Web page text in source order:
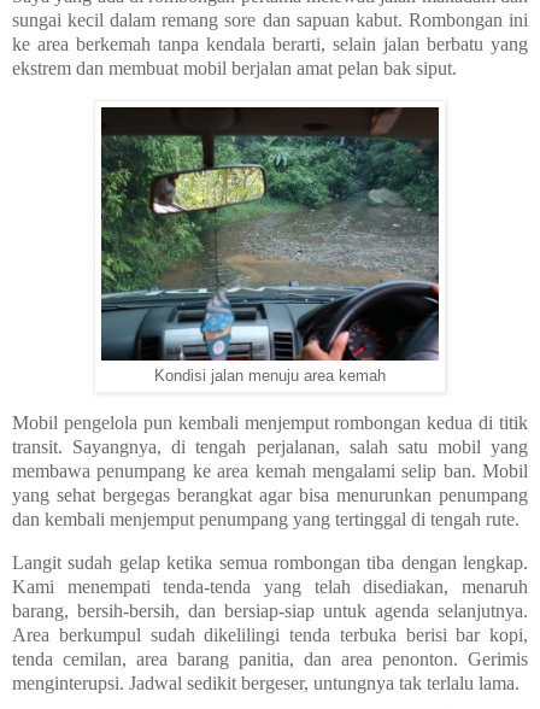
sungai kecil dalam remang sore dan sapuan kabut. Rombongan ini
ke area berkemah tanpa kendala berarti, selain jalan berbatu yang
ekstrem dan membuat mobil berjalan amat pelan bak siput.
Kondisi jalan menuju area kemah
Mobil pengelola pun kembali menjemput rombongan kedua di titik
transit. Sayangnya, di tengah perjalanan, salah satu mobil yang
membawa penumpang ke area kemah mengalami selip ban. Mobil
yang sehat bergegas berangkat agar bisa menurunkan penumpang
dan kembali menjemput penumpang yang tertinggal di tengah rute.
Langit sudah gelap ketika semua rombongan tiba dengan lengkap.
Kami menempati tenda-tenda yang telah disediakan, menaruh
barang, bersih-bersih, dan bersiap-siap untuk agenda selanjutnya.
Area berkumpul sudah dikelilingi tenda terbuka berisi bar kopi,
tenda cemilan, area barang panitia, dan area penonton. Gerimis
menginterupsi. Jadwal sedikit bergeser, untungnya tak terlalu lama.